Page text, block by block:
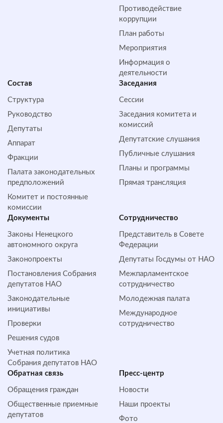
Противодействие
коррупции
План работы
Мероприятия
Информация о
деятельности
Состав
Структура
Руководство
Депутаты
Аппарат
Фракции
Палата законодательных
предположений
Комитет и постоянные
комиссии
Заседания
Сессии
Заседания комитета и
комиссий
Депутатские слушания
Публичные слушания
Планы и программы
Прямая трансляция
Документы
Законы Ненецкого
автономного округа
Законопроекты
Постановления Собрания
депутатов НАО
Законодательные
инициативы
Проверки
Решения судов
Учетная политика
Собрания депутатов НАО
Сотрудничество
Представитель в Совете
Федерации
Депутаты Госдумы от НАО
Межпарламентское
сотрудничество
Молодежная палата
Международное
сотрудничество
Обратная cвязь
Обращения граждан
Общественные приемные
депутатов
Пресс-центр
Новости
Наши проекты
Фото